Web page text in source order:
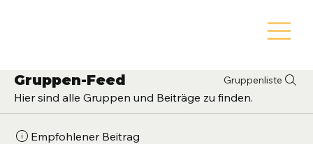
Gruppen-Feed Gruppenliste
Hier sind alle Gruppen und Beiträge zu finden.
Empfohlener Beitrag